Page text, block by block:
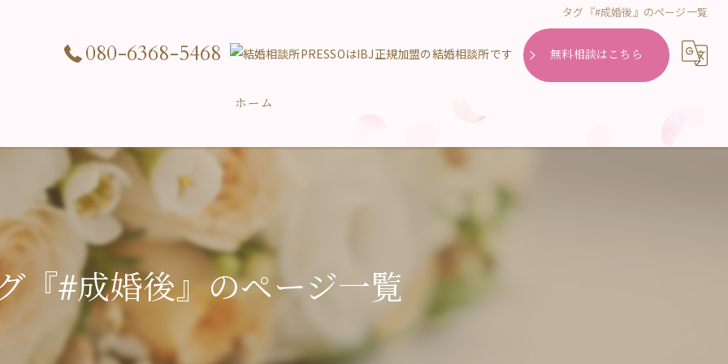
タグ『#成婚後』のページ一覧
080-6368-5468 無料相談はこちら
ホーム
『#成婚後』のページ一覧